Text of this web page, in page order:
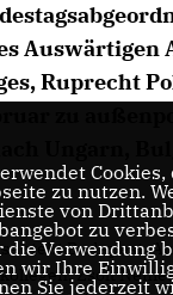
Auswärtigen
Ruprecht
Ungarn,
steht Budapest.
Zsolt
zu nutzen.
von
zu
die Verwendung
wir Ihre
Sie jederzeit